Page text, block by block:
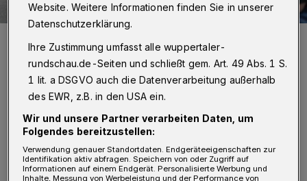
der Polizei.
Foto: Christoph Petersen
„Motorradfahrer und Motorradfahrerinnen
sind leider besonders gefährdet und müssen
Website. Weitere Informationen finden Sie in unserer
Datenschutzerklärung.
Ihre Zustimmung umfasst alle wuppertaler-
rundschau.de-Seiten und schließt gem. Art. 49 Abs. 1 S.
1 lit. a DSGVO auch die Datenverarbeitung außerhalb
des EWR, z.B. in den USA ein.
Wir und unsere Partner verarbeiten Daten, um
Folgendes bereitzustellen:
Verwendung genauer Standortdaten. Endgeräteeigenschaften zur
Identifikation aktiv abfragen. Speichern von oder Zugriff auf
Informationen auf einem Endgerät. Personalisierte Werbung und
Inhalte, Messung von Werbeleistung und der Performance von